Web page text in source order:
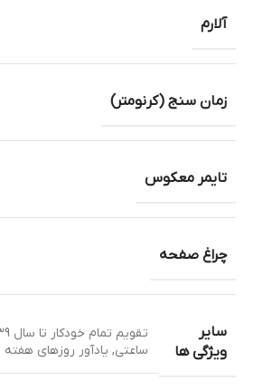
آلارم
زمان سنج (کرنومتر)
تایمر معکوس
چراغ صفحه
سایر
ویژگی ها
تقویم تمام خودکار تا سال 2039
ساعتی, یادآور روزهای هفته